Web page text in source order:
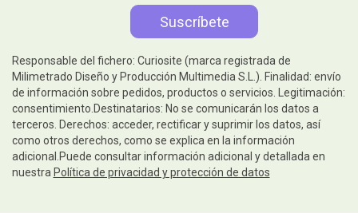
Responsable del fichero: Curiosite (marca registrada de
Milimetrado Diseño y Producción Multimedia S.L.). Finalidad: envío
de información sobre pedidos, productos o servicios. Legitimación:
consentimiento.Destinatarios: No se comunicarán los datos a
terceros. Derechos: acceder, rectificar y suprimir los datos, así
como otros derechos, como se explica en la información
adicional.Puede consultar información adicional y detallada en
nuestra Política de privacidad y protección de datos